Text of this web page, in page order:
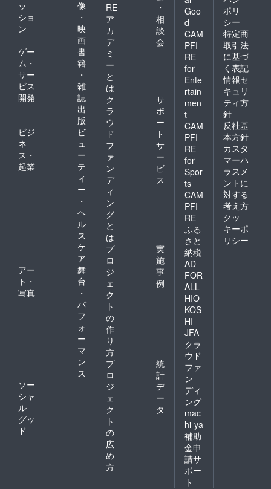
ッ
ショ
ン
像
・
映
画
ゲー
ム・
サー
ビス
開発
書
籍
・
雑
誌
出
版
ビジ
ネ
ス・
起業
ビ
ュ
ー
テ
ィ
ー
・
ヘ
ル
ス
ケ
ア
アー
ト・
写真
舞
台
・
パ
フ
ォ
ー
マ
ン
ス
ソー
シャ
ル
グッ
ド
RE
ア
カ
デ
ミ
ー
と
は
・
相
談
会
ク
ラ
ウ
ド
フ
ァ
ン
デ
ィ
ン
グ
と
は
サ
ポ
ー
ト
サ
ー
ビ
ス
プ
ロ
ジ
ェ
ク
ト
の
作
り
方
実
施
事
例
プ
ロ
ジ
ェ
ク
ト
の
広
め
方
統
計
デ
ー
タ
Goo
d
CAM
PFI
RE
for
Ente
rtain
men
t
CAM
PFI
RE
for
Spor
ts
CAM
PFI
RE
ふる
さと
納税
AD
FOR
ALL
HIO
KOS
HI
JFA
クラ
ウド
ファ
ン
ディ
ング
mac
hi-ya
補助
金申
請サ
ポー
ト
ポリ
シー
特定商
取引法
に基づ
く表記
情報セ
キュリ
ティ方
針
反社基
本方針
カスタ
マーハ
ラスメ
ントに
対する
考え方
クッ
キーポ
リシー